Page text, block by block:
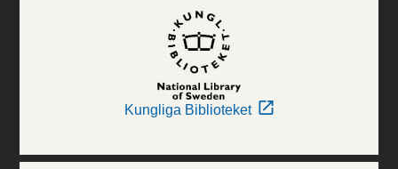
Kungliga Biblioteket